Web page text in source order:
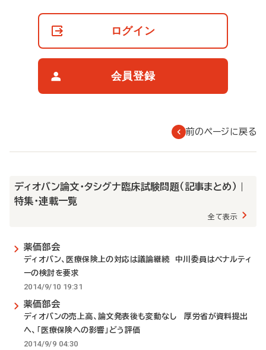
ログイン
会員登録
前のページに戻る
ディオバン論文・タシグナ臨床試験問題（記事まとめ） |
特集・連載一覧
全て表示
薬価部会
ディオバン、医療保険上の対応は議論継続 中川委員はペナルティ
ーの検討を要求
2014/9/10 19:31
薬価部会
ディオバンの売上高、論文発表後も変動なし 厚労省が資料提出
へ、「医療保険への影響」どう評価
2014/9/9 04:30